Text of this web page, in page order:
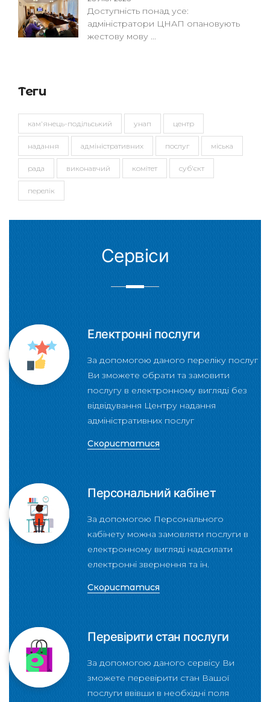
Доступність понад усе:
адміністратори ЦНАП опановують
жестову мову ...
Теги
кам'янець-подільський унап центр
надання адміністративних послуг міська
рада виконавчий комітет суб'єкт
перелік
Сервіси
Електронні послуги
За допомогою даного переліку послуг
Ви зможете обрати та замовити
послугу в електронному вигляді без
відвідування Центру надання
адміністративних послуг
Скористатися
Персональний кабінет
За допомогою Персонального
кабінету можна замовляти послуги в
електронному вигляді надсилати
електронні звернення та ін.
Скористатися
Перевірити стан послуги
За допомогою даного сервісу Ви
зможете перевірити стан Вашої
послуги ввівши в необхідні поля